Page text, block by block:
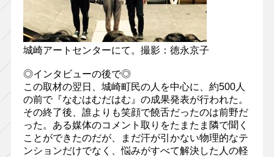
城崎アートセンターにて。撮影：徳永京子
◎インタビューの後で◎
この取材の翌日、城崎町民の人を中心に、約500人
の前で『なむはむだはむ』の成果発表が行われた。
その終了後、誰よりも笑顔で饒舌だったのは前野だ
った。ある媒体のコメント取りをたまたま隣で聞く
ことができたのだが、まだ汗が引かない物理的なテ
ンションだけでなく、悩みがすべて解決した人の軽